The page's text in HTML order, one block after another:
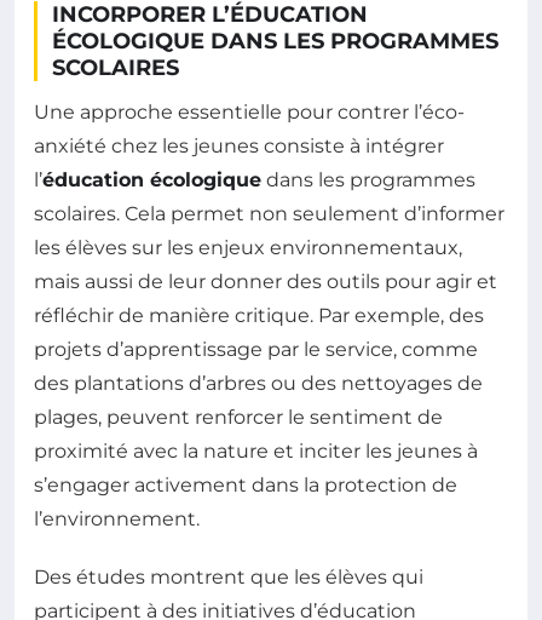
INCORPORER L’ÉDUCATION
ÉCOLOGIQUE DANS LES PROGRAMMES
SCOLAIRES
Une approche essentielle pour contrer l’éco-
anxiété chez les jeunes consiste à intégrer
l’éducation écologique dans les programmes
scolaires. Cela permet non seulement d’informer
les élèves sur les enjeux environnementaux,
mais aussi de leur donner des outils pour agir et
réfléchir de manière critique. Par exemple, des
projets d’apprentissage par le service, comme
des plantations d’arbres ou des nettoyages de
plages, peuvent renforcer le sentiment de
proximité avec la nature et inciter les jeunes à
s’engager activement dans la protection de
l’environnement.
Des études montrent que les élèves qui
participent à des initiatives d’éducation